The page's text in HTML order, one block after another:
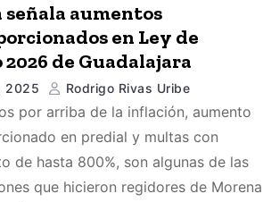
señala aumentos
en Ley de
de Guadalajara
2025 Rodrigo Rivas Uribe
por arriba de la inflación, aumento
en predial y multas con
de hasta 800%, son algunas de las
que hicieron regidores de Morena